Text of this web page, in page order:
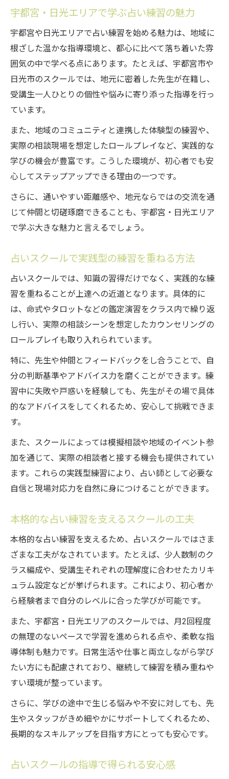
宇都宮・日光エリアで学ぶ占い練習の魅力
宇都宮や日光エリアで占い練習を始める魅力は、地域に
根ざした温かな指導環境と、都心に比べて落ち着いた雰
囲気の中で学べる点にあります。たとえば、宇都宮市や
日光市のスクールでは、地元に密着した先生が在籍し、
受講生一人ひとりの個性や悩みに寄り添った指導を行っ
ています。
また、地域のコミュニティと連携した体験型の練習や、
実際の相談現場を想定したロールプレイなど、実践的な
学びの機会が豊富です。こうした環境が、初心者でも安
心してステップアップできる理由の一つです。
さらに、通いやすい距離感や、地元ならではの交流を通
じて仲間と切磋琢磨できることも、宇都宮・日光エリア
で学ぶ大きな魅力と言えるでしょう。
占いスクールで実践型の練習を重ねる方法
占いスクールでは、知識の習得だけでなく、実践的な練
習を重ねることが上達への近道となります。具体的に
は、命式やタロットなどの鑑定演習をクラス内で繰り返
し行い、実際の相談シーンを想定したカウンセリングの
ロールプレイも取り入れられています。
特に、先生や仲間とフィードバックをし合うことで、自
分の判断基準やアドバイス力を磨くことができます。練
習中に失敗や戸惑いを経験しても、先生がその場で具体
的なアドバイスをしてくれるため、安心して挑戦できま
す。
また、スクールによっては模擬相談や地域のイベント参
加を通じて、実際の相談者と接する機会も提供されてい
ます。これらの実践型練習により、占い師として必要な
自信と現場対応力を自然に身につけることができます。
本格的な占い練習を支えるスクールの工夫
本格的な占い練習を支えるため、占いスクールではさま
ざまな工夫がなされています。たとえば、少人数制のク
ラス編成や、受講生それぞれの理解度に合わせたカリキ
ュラム設定などが挙げられます。これにより、初心者か
ら経験者まで自分のレベルに合った学びが可能です。
また、宇都宮・日光エリアのスクールでは、月2回程度
の無理のないペースで学習を進められる点や、柔軟な指
導体制も魅力です。日常生活や仕事と両立しながら学び
たい方にも配慮されており、継続して練習を積み重ねや
すい環境が整っています。
さらに、学びの途中で生じる悩みや不安に対しても、先
生やスタッフがきめ細やかにサポートしてくれるため、
長期的なスキルアップを目指す方にとっても安心です。
占いスクールの指導で得られる安心感